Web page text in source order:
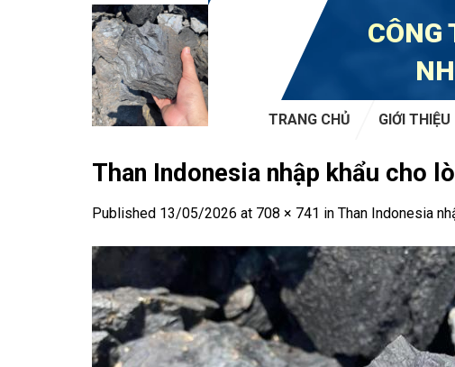
CÔNG
TRANG CHỦ GIỚI THIỆU
Than Indonesia nhập khẩu cho
Published 13/05/2026 at 708 × 741 in Than Indonesia